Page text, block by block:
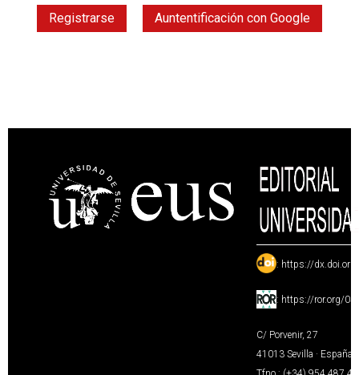
Registrarse Auntentificación con Google
: https://
: https://ror.org/
C/ Porvenir, 27
41013 Sevilla · España